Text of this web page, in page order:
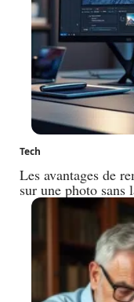
Tech
Les avantages de
sur une photo sans